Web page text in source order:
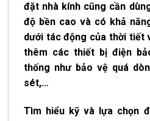
đặt nhà kính cũng cần
độ bền cao và có khả
dưới tác động của thời tiết
thêm các thiết bị điện
thống như bảo vệ quá
sét,…
Tìm hiểu kỹ và lựa chọn